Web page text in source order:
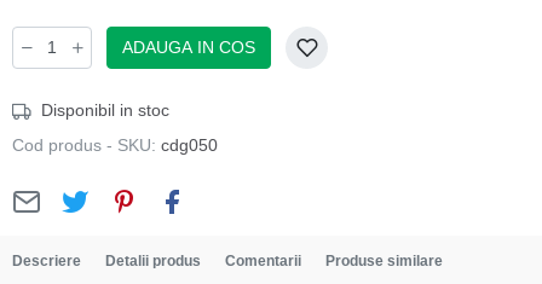
ADAUGA IN COS
Disponibil in stoc
Cod produs - SKU: cdg050
Descriere Detalii produs Comentarii Produse similare